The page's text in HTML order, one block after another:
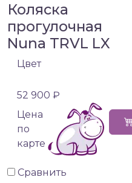
Коляска
прогулочная
Nuna TRVL LX
Цвет
52 900 ₽
Цена
по
карте
Сравнить